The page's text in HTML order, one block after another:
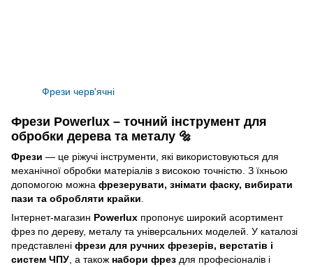
Фрези Powerlux – точний інструмент для
обробки дерева та металу 🔩
Фрези — це ріжучі інструменти, які використовуються для
механічної обробки матеріалів з високою точністю. З їхньою
допомогою можна фрезерувати, знімати фаску, вибирати
пази та обробляти крайки.
Інтернет-магазин Powerlux пропонує широкий асортимент
фрез по дереву, металу та універсальних моделей. У каталозі
представлені фрези для ручних фрезерів, верстатів і
систем ЧПУ, а також набори фрез для професіоналів і
Фрези черв'ячні